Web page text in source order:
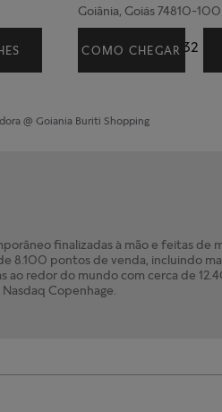
Goiânia, Goiás 74810-100
(62) 99211-7932
COMO CHEGAR
@ Goiania Buriti Shopping
finalizadas à mão e feitas de
8.100 pontos de venda, incluindo
redor do mundo com cerca de
Copenhage.